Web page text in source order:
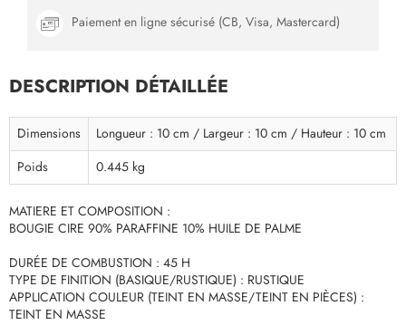
Paiement en ligne sécurisé (CB, Visa, Mastercard)
DESCRIPTION DÉTAILLÉE
Dimensions
Longueur : 10 cm / Largeur : 10 cm / Hauteur : 10 cm
Poids
0.445 kg
MATIERE ET COMPOSITION :
BOUGIE CIRE 90% PARAFFINE 10% HUILE DE PALME
DURÉE DE COMBUSTION : 45 H
TYPE DE FINITION (BASIQUE/RUSTIQUE) : RUSTIQUE
APPLICATION COULEUR (TEINT EN MASSE/TEINT EN PIÈCES) :
TEINT EN MASSE